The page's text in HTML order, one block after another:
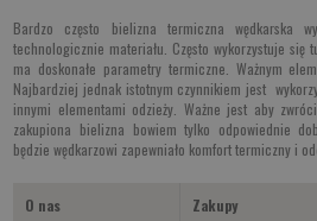
Bardzo często bielizna termiczna wędkarska
technologicznie materiału. Często wykorzystuje się
ma doskonałe parametry termiczne. Ważnym
Najbardziej jednak istotnym czynnikiem jest
innymi elementami odzieży. Ważne jest aby
zakupiona bielizna bowiem tylko odpowiednie
będzie wędkarzowi zapewniało komfort termiczny i
O nas
Zakupy